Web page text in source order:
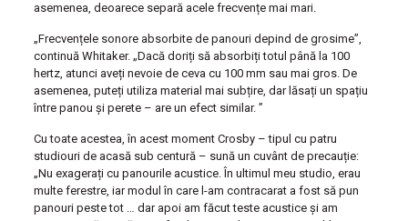
asemenea, deoarece separă acele frecvențe mai mari.
„Frecvențele sonore absorbite de panouri depind de grosime”,
continuă Whitaker. „Dacă doriți să absorbiți totul până la 100
hertz, atunci aveți nevoie de ceva cu 100 mm sau mai gros. De
asemenea, puteți utiliza material mai subțire, dar lăsați un spațiu
între panou și perete – are un efect similar. ”
Cu toate acestea, în acest moment Crosby – tipul cu patru
studiouri de acasă sub centură – sună un cuvânt de precauție:
„Nu exagerați cu panourile acustice. În ultimul meu studio, erau
multe ferestre, iar modul în care l-am contracarat a fost să pun
panouri peste tot … dar apoi am făcut teste acustice și am